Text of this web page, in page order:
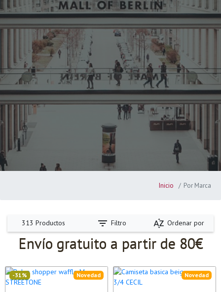
Inicio Por Marca
313 Productos filter_list Filtro sort_by_alpha Ordenar por
Envío gratuito a partir de 80€
Novedad
-31% Novedad